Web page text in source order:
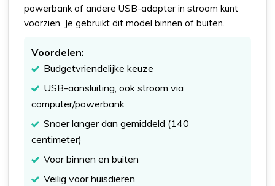
powerbank of andere USB-adapter in stroom kunt
voorzien. Je gebruikt dit model binnen of buiten.
Voordelen:
Budgetvriendelijke keuze
USB-aansluiting, ook stroom via
computer/powerbank
Snoer langer dan gemiddeld (140
centimeter)
Voor binnen en buiten
Veilig voor huisdieren